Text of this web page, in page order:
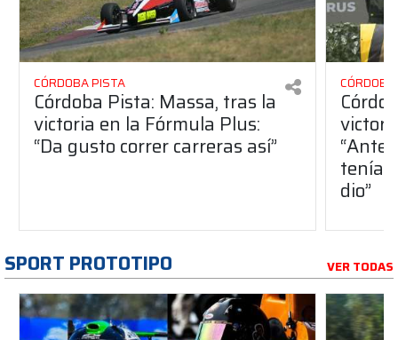
CÓRDOBA PISTA
Córdoba Pista: Massa, tras la
victoria en la Fórmula Plus:
“Da gusto correr carreras así”
dio”
SPORT PROTOTIPO VER TODAS